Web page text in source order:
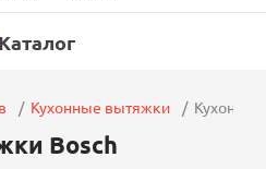
Каталог
Кухонные вытяжки
Bosch